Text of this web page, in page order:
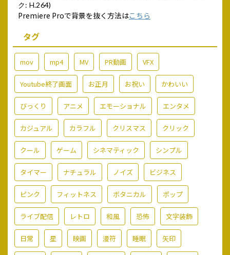
ク: H.264)
Premiere Proで背景を抜く方法はこちら
タグ
mov mp4 MV PR動画 VFX
Youtube終了画面 お正月 お祝い かわいい
びっくり アニメ エモーショナル エンタメ
カジュアル カラフル クリスマス クリック
クール ゲーム シネマティック シンプル
タイマー ナチュラル ノイズ ビジネス
ピンク フィットネス ボタニカル ポップ
ライブ配信 レトロ 和風 恐怖 文字装飾
日常 星 映画 漫符 睡眠 矢印